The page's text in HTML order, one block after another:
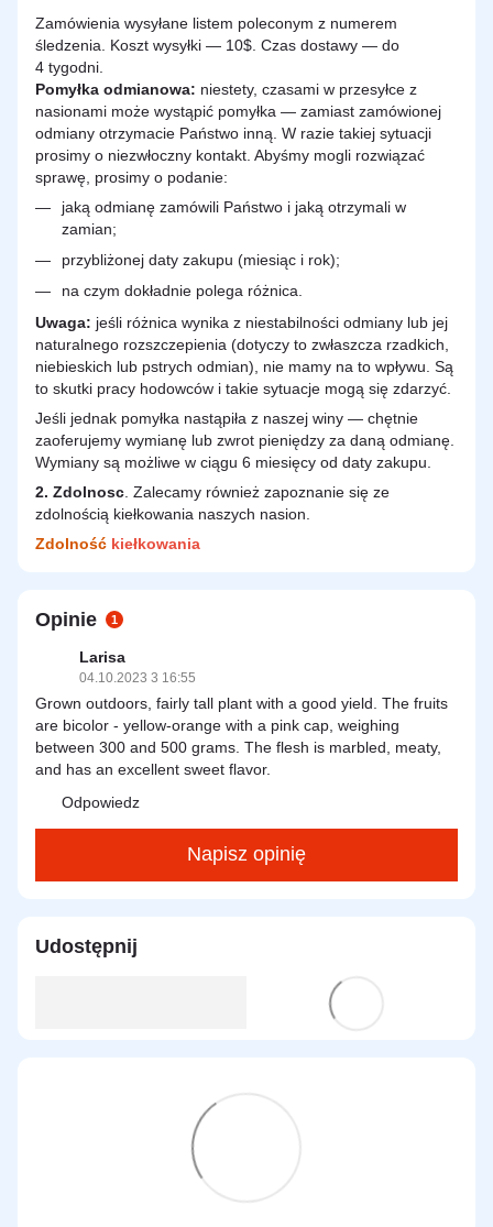
Zamówienia wysyłane listem poleconym z numerem
śledzenia. Koszt wysyłki — 10$. Czas dostawy — do
4 tygodni.
Pomyłka odmianowa: niestety, czasami w przesyłce z
nasionami może wystąpić pomyłka — zamiast zamówionej
odmiany otrzymacie Państwo inną. W razie takiej sytuacji
prosimy o niezwłoczny kontakt. Abyśmy mogli rozwiązać
sprawę, prosimy o podanie:
jaką odmianę zamówili Państwo i jaką otrzymali w
zamian;
przybliżonej daty zakupu (miesiąc i rok);
na czym dokładnie polega różnica.
Uwaga: jeśli różnica wynika z niestabilności odmiany lub jej
naturalnego rozszczepienia (dotyczy to zwłaszcza rzadkich,
niebieskich lub pstrych odmian), nie mamy na to wpływu. Są
to skutki pracy hodowców i takie sytuacje mogą się zdarzyć.
Jeśli jednak pomyłka nastąpiła z naszej winy — chętnie
zaoferujemy wymianę lub zwrot pieniędzy za daną odmianę.
Wymiany są możliwe w ciągu 6 miesięcy od daty zakupu.
2. Zdolnosc . Zalecamy również zapoznanie się ze
zdolnością kiełkowania naszych nasion.
Zdolność kiełkowania
Opinie 1
Larisa
04.10.2023 3 16:55
Grown outdoors, fairly tall plant with a good yield. The fruits
are bicolor - yellow-orange with a pink cap, weighing
between 300 and 500 grams. The flesh is marbled, meaty,
and has an excellent sweet flavor.
Odpowiedz
Napisz opinię
Udostępnij